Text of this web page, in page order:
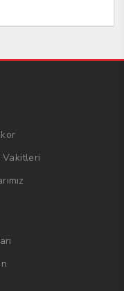
Vakitleri